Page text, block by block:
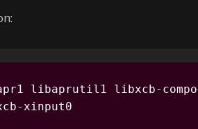
libaprutil1 libxcb-
xinput0